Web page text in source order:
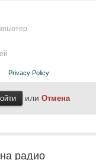
Privacy Policy
или Отмена
радио